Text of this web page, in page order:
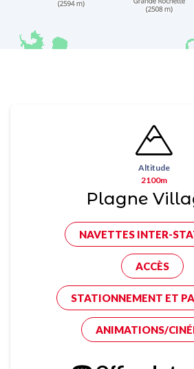
Altitude
2100m
Plagne
NAVETTES INTER-
ACCÈS
STATIONNEMENT ET
ANIMATIONS/